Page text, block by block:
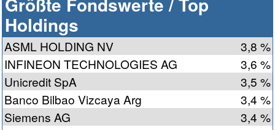
Holdings
ASML HOLDING NV
3,8 %
INFINEON TECHNOLOGIES AG
3,6 %
Unicredit SpA
3,5 %
Banco Bilbao Vizcaya Arg
3,4 %
Siemens AG
3,4 %